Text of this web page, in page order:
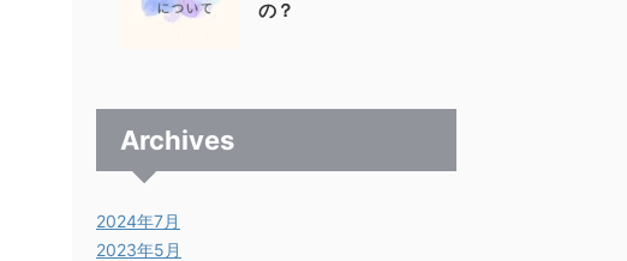
の？
Archives
2024年7月
2023年5月